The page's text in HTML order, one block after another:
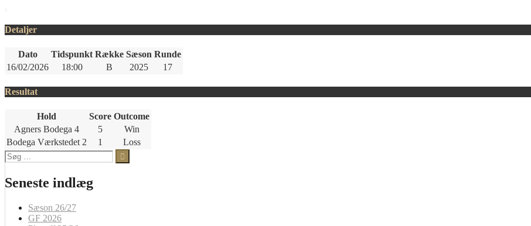
Detaljer
Dato Tidspunkt Række Sæson Runde
16/02/2026
18:00 B 2025 17
Resultat
Hold Score Outcome
Agners Bodega 4
5
Win
Bodega Værkstedet 2
1
Loss
Søg
efter:
Seneste indlæg
Sæson 26/27
GF 2026